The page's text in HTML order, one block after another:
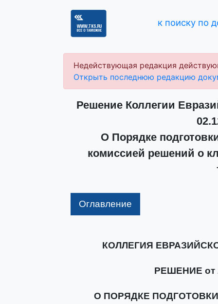
к поиску по
Недействующая редакция
Открыть последнюю редакцию
Решение Коллегии
О Порядке
комиссией решений о
Оглавление
КОЛЛЕГИЯ
РЕШЕНИЕ от
О ПОРЯДКЕ